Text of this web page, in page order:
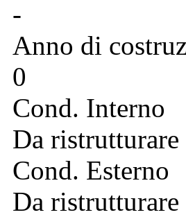
-
Anno di
0
Cond. Interno
Da ristrutturare
Cond. Esterno
Da ristrutturare